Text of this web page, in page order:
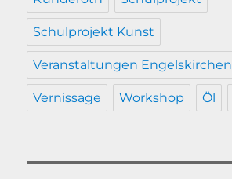
Schulprojekt Kunst
Veranstaltungen Engelskirchen
Vernissage Workshop Öl